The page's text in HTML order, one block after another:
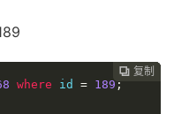
 复制
 复制
 复制
 复制
where id = 189 ;